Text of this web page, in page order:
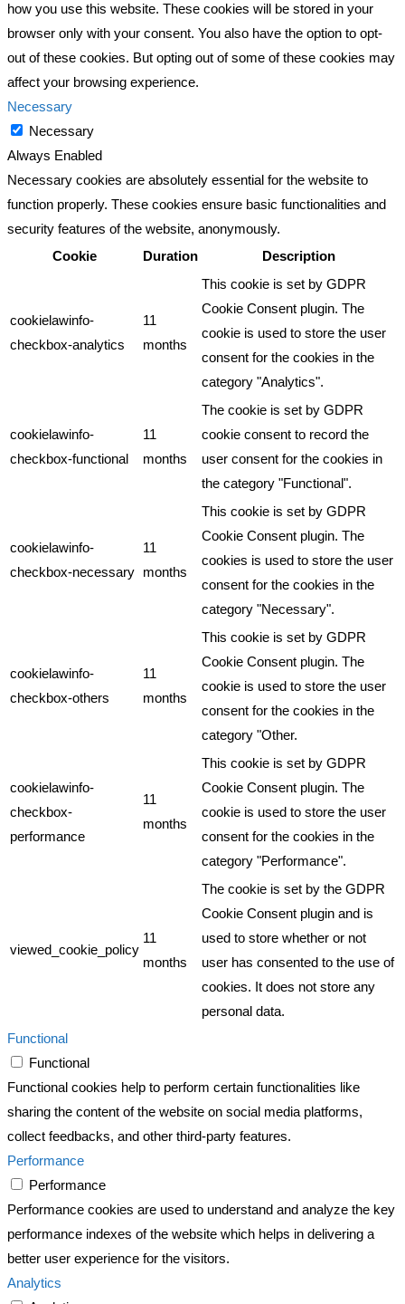
how you use this website. These cookies will be stored in your
browser only with your consent. You also have the option to opt-
out of these cookies. But opting out of some of these cookies may
affect your browsing experience.
Necessary
Necessary
Always Enabled
Necessary cookies are absolutely essential for the website to
function properly. These cookies ensure basic functionalities and
security features of the website, anonymously.
Cookie
Duration Description
cookielawinfo-
checkbox-analytics
11
months
This cookie is set by GDPR
Cookie Consent plugin. The
cookie is used to store the user
consent for the cookies in the
category "Analytics".
cookielawinfo-
checkbox-functional
11
months
The cookie is set by GDPR
cookie consent to record the
user consent for the cookies in
the category "Functional".
cookielawinfo-
checkbox-necessary
11
months
This cookie is set by GDPR
Cookie Consent plugin. The
cookies is used to store the user
consent for the cookies in the
category "Necessary".
cookielawinfo-
checkbox-others
11
months
This cookie is set by GDPR
Cookie Consent plugin. The
cookie is used to store the user
consent for the cookies in the
category "Other.
cookielawinfo-
checkbox-
performance
11
months
This cookie is set by GDPR
Cookie Consent plugin. The
cookie is used to store the user
consent for the cookies in the
category "Performance".
viewed_cookie_policy
11
months
The cookie is set by the GDPR
Cookie Consent plugin and is
used to store whether or not
user has consented to the use of
cookies. It does not store any
personal data.
Functional
Functional
Functional cookies help to perform certain functionalities like
sharing the content of the website on social media platforms,
collect feedbacks, and other third-party features.
Performance
Performance
Performance cookies are used to understand and analyze the key
performance indexes of the website which helps in delivering a
better user experience for the visitors.
Analytics